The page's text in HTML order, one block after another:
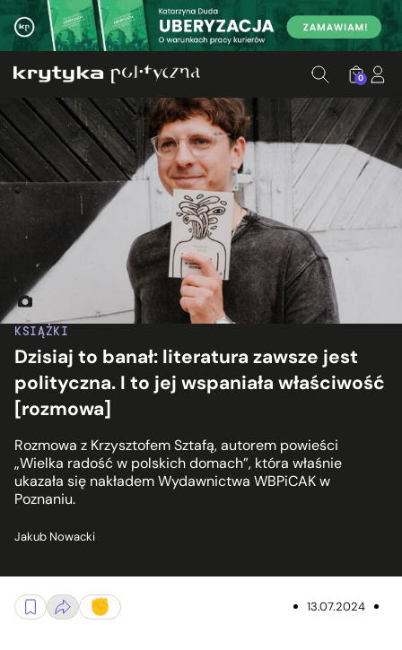
0
KSIĄŻKI
Dzisiaj to banał: literatura zawsze jest
polityczna. I to jej wspaniała właściwość
[rozmowa]
Rozmowa z Krzysztofem Sztafą, autorem powieści
„Wielka radość w polskich domach”, która właśnie
ukazała się nakładem Wydawnictwa WBPiCAK w
Poznaniu.
Jakub Nowacki
Krzysztof Sztafa. Fot. Angelina Głowinkowska.
13.07.2024